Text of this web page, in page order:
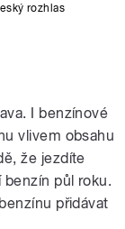
rozhlas
I benzínové
vlivem obsahu
že jezdíte
půl roku.
přidávat